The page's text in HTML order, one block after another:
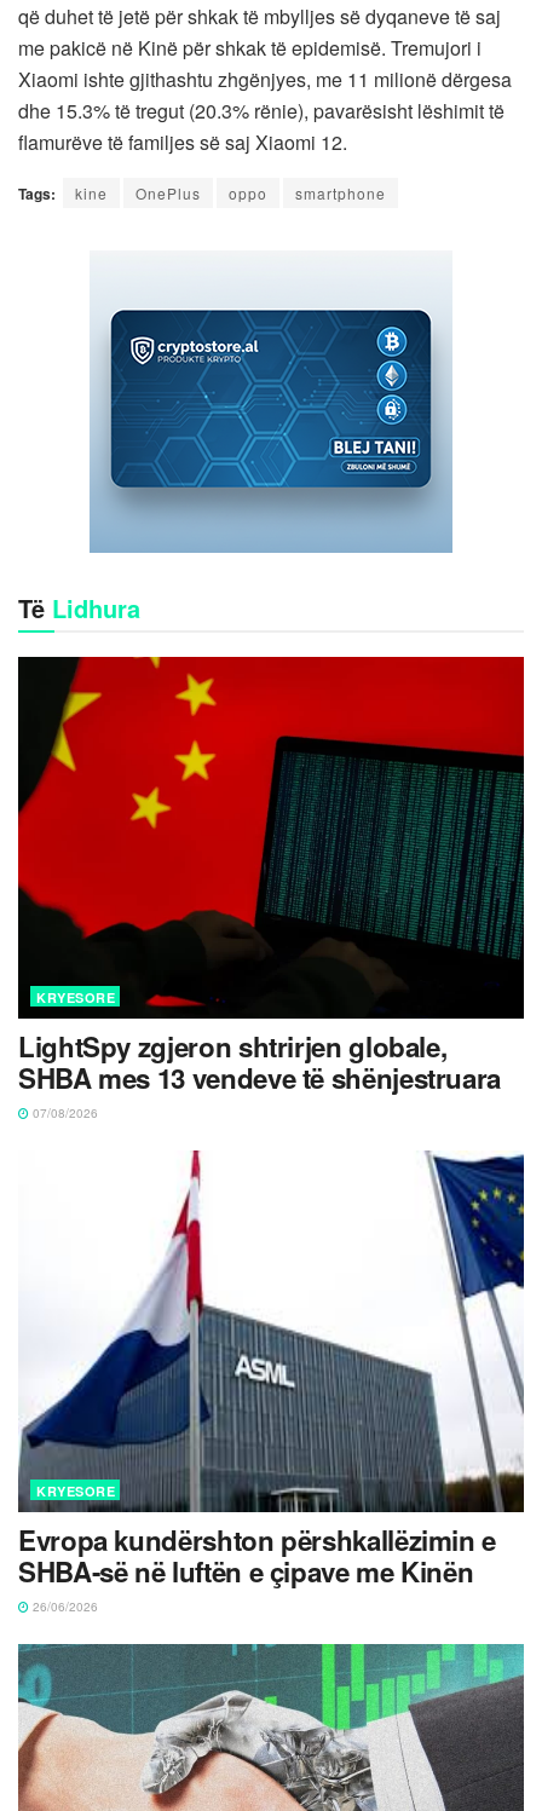
që duhet të jetë për shkak të mbylljes së dyqaneve të saj
me pakicë në Kinë për shkak të epidemisë. Tremujori i
Xiaomi ishte gjithashtu zhgënjyes, me 11 milionë dërgesa
dhe 15.3% të tregut (20.3% rënie), pavarësisht lëshimit të
flamurëve të familjes së saj Xiaomi 12.
Tags: kine OnePlus oppo smartphone
Të Lidhura
KRYESORE
LightSpy zgjeron shtrirjen globale,
SHBA mes 13 vendeve të shënjestruara
07/08/2026
KRYESORE
Evropa kundërshton përshkallëzimin e
SHBA-së në luftën e çipave me Kinën
26/06/2026